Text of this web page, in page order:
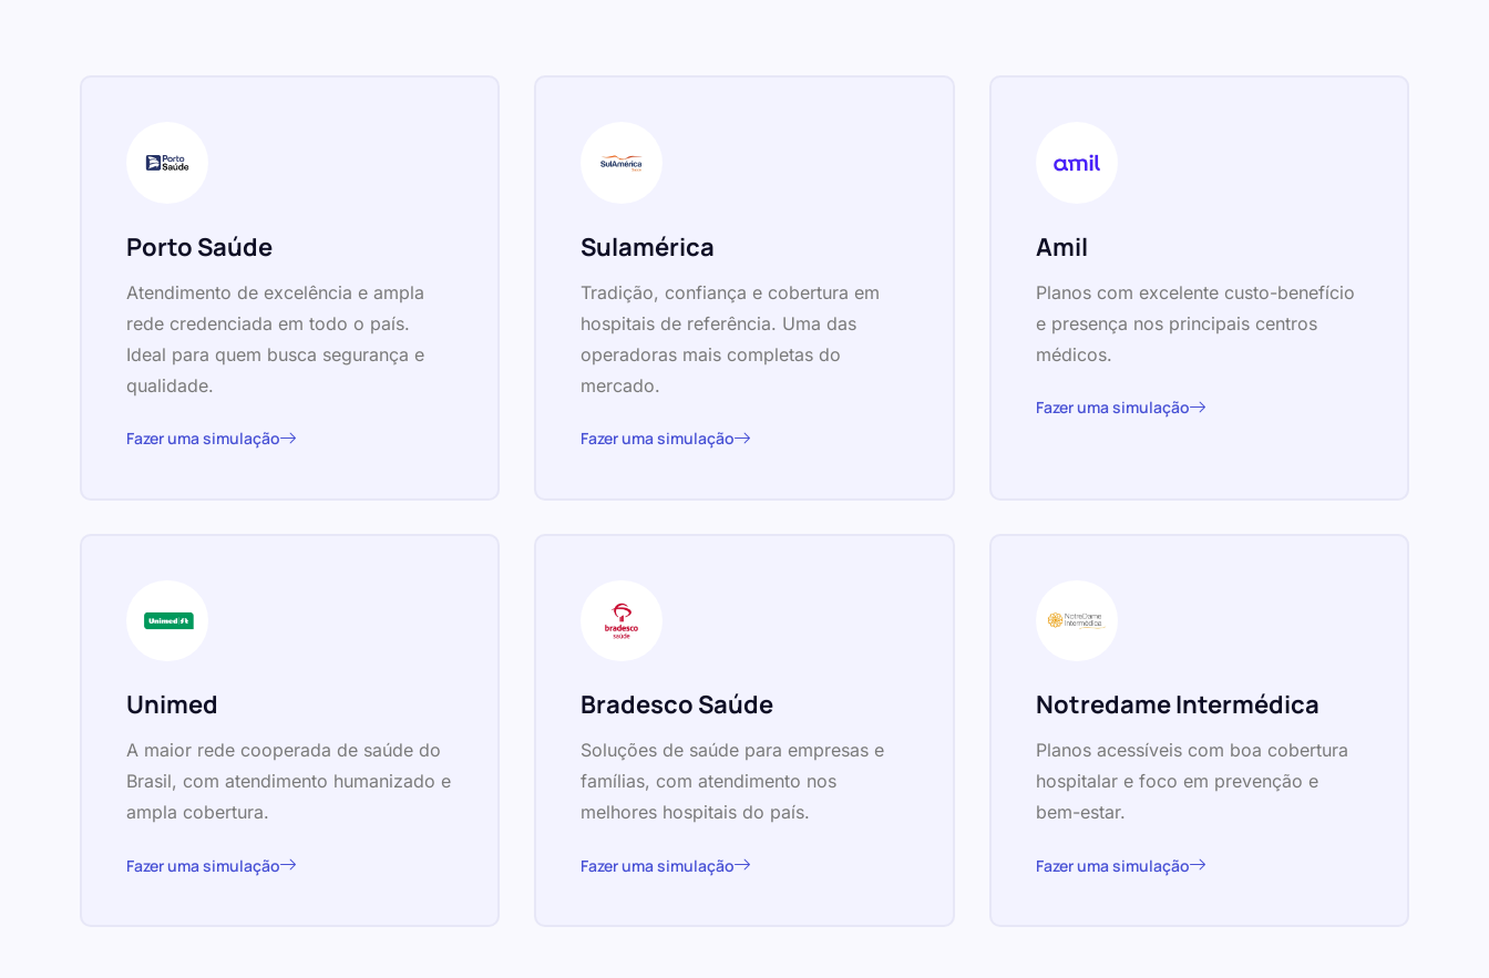
Porto Saúde
Atendimento de excelência e ampla
rede credenciada em todo o país.
Ideal para quem busca segurança e
qualidade.
Fazer uma simulação
Sulamérica
Tradição, confiança e cobertura em
hospitais de referência. Uma das
operadoras mais completas do
mercado.
Fazer uma simulação
Amil
Planos com excelente custo-benefício
e presença nos principais centros
médicos.
Fazer uma simulação
Unimed
A maior rede cooperada de saúde do
Brasil, com atendimento humanizado e
ampla cobertura.
Fazer uma simulação
Bradesco Saúde
Soluções de saúde para empresas e
famílias, com atendimento nos
melhores hospitais do país.
Fazer uma simulação
Notredame Intermédica
Planos acessíveis com boa cobertura
hospitalar e foco em prevenção e
bem-estar.
Fazer uma simulação